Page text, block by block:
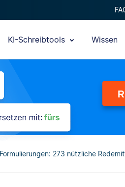
KI-Schreibtools Wissen
273 nützliche